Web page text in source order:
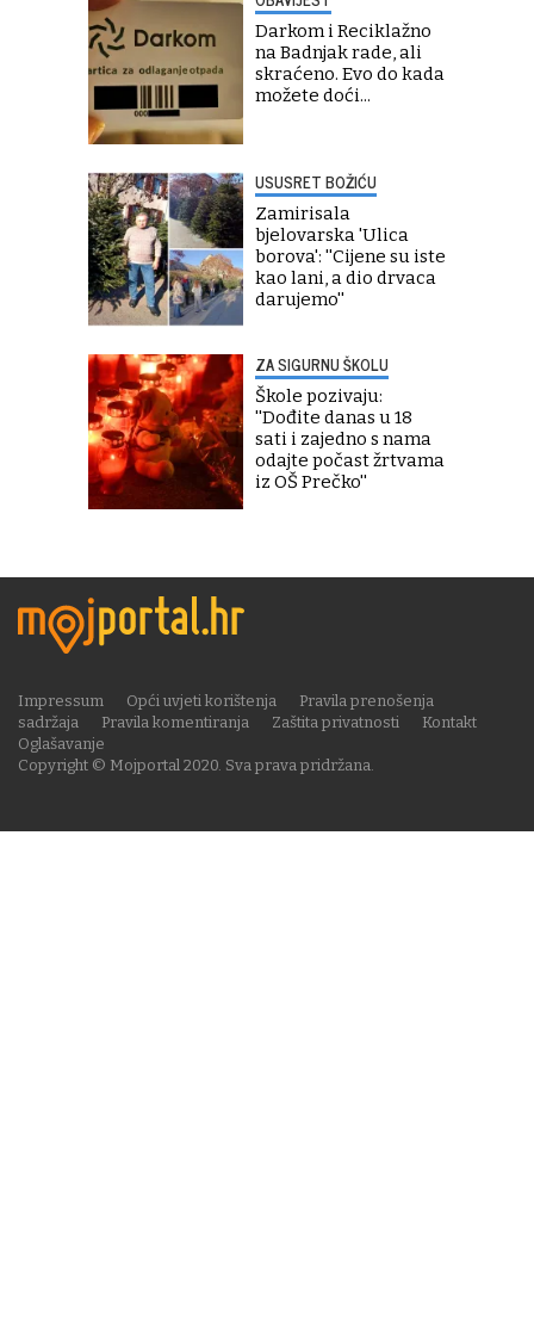
Darkom i Reciklažno
na Badnjak rade, ali
skraćeno. Evo do kada
možete doći...
USUSRET BOŽIĆU
Zamirisala
bjelovarska 'Ulica
borova': ''Cijene su iste
kao lani, a dio drvaca
darujemo''
ZA SIGURNU ŠKOLU
Škole pozivaju:
''Dođite danas u 18
sati i zajedno s nama
odajte počast žrtvama
iz OŠ Prečko''
Copyright © Mojportal 2020. Sva prava pridržana.
Impressum Opći uvjeti korištenja
Pravila prenošenja
sadržaja
Pravila komentiranja Zaštita privatnosti
Kontakt
Oglašavanje